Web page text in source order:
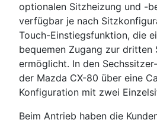
optionalen Sitzheizung und -
verfügbar je nach
Touch-Einstiegsfunktion, die
bequemen Zugang zur dritten
ermöglicht. In den
der Mazda CX-80 über eine
Konfiguration mit zwei
Beim Antrieb haben die